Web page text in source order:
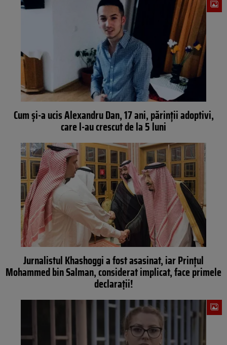
Cum și-a ucis Alexandru Dan, 17 ani, părinții adoptivi,
care l-au crescut de la 5 luni
Jurnalistul Khashoggi a fost asasinat, iar Prințul
Mohammed bin Salman, considerat implicat, face primele
declarații!